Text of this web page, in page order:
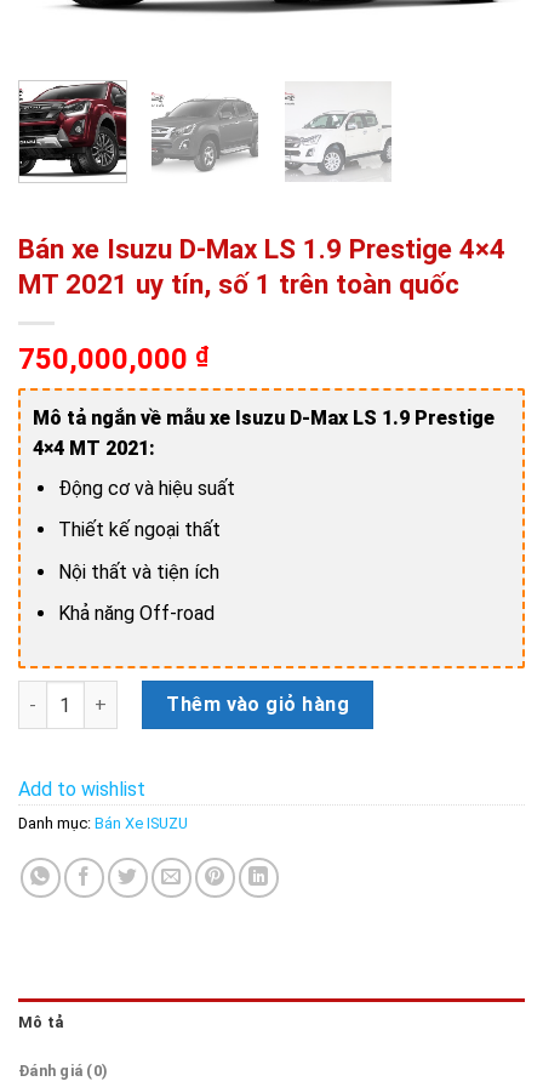
Bán xe Isuzu D-Max LS 1.9 Prestige 4×4
MT 2021 uy tín, số 1 trên toàn quốc
750,000,000 ₫
Mô tả ngắn về mẫu xe Isuzu D-Max LS 1.9 Prestige
4×4 MT 2021:
Động cơ và hiệu suất
Thiết kế ngoại thất
Nội thất và tiện ích
Khả năng Off-road
Bán xe Isuzu D-Max LS 1.9 Prestige 4x4 MT 2021 uy tín, số
Thêm vào giỏ hàng
Add to wishlist
Danh mục: Bán Xe ISUZU
Mô tả
Đánh giá (0)